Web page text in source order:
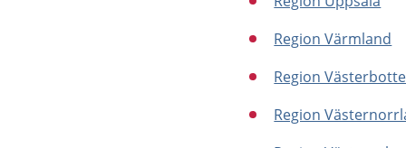
Region Värmland
Region
Region